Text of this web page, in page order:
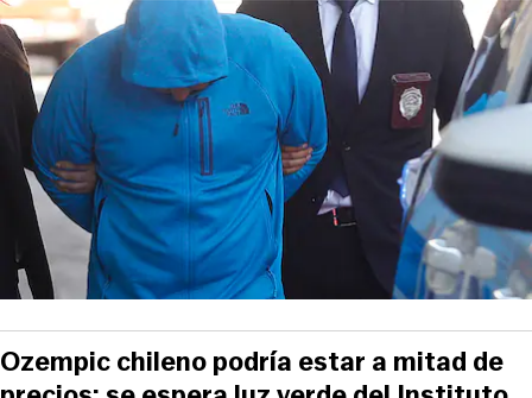
Ozempic chileno podría estar a mitad de